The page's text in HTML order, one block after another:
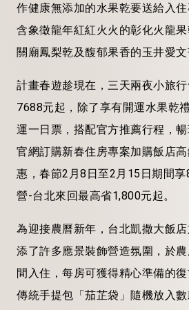
作健康無添加的水果乾要送給入
含象徵龍年紅紅火火的彰化火龍
關廟鳳梨乾及馥郁果香的玉井愛文
計畫春遊趁現在，三天兩夜小旅
7688元起，除了享有開運水果乾
運一日票，搭配官方推薦行程，
官網訂購新春住房專案加購飯店
惠，春節2月8日至2月15日期間
營-台北來回最高省1,800元起。
為迎接農曆新年，台北凱撒大飯
添了許多應景裝飾營造氛圍，於
間入住，每房可獲得精心準備的
傳統手提包「茄芷袋」隨機放入數